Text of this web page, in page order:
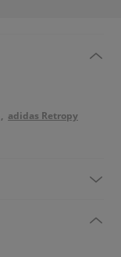
adidas Retropy